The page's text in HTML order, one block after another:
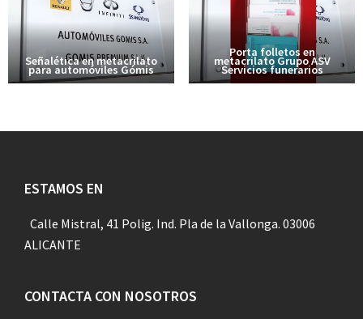
Señalética en metacrilato
para automóviles Gómis
Porta folletos en
metacrilato Grupo ASV
Servicios funerarios
Footer
ESTAMOS EN
Calle Mistral, 41 Polig. Ind. Pla de la Vallonga. 03006
ALICANTE
CONTACTA CON NOSOTROS